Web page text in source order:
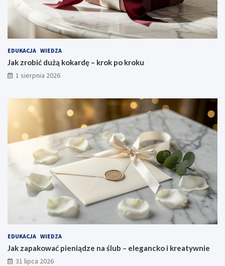
EDUKACJA WIEDZA
Jak zrobić dużą kokardę – krok po kroku
1 sierpnia 2026
EDUKACJA WIEDZA
Jak zapakować pieniądze na ślub – elegancko i kreatywnie
31 lipca 2026